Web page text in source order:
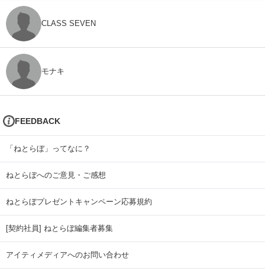
CLASS SEVEN
モナキ
FEEDBACK
「ねとらぼ」ってなに？
ねとらぼへのご意見・ご感想
ねとらぼプレゼントキャンペーン応募規約
[契約社員] ねとらぼ編集者募集
アイティメディアへのお問い合わせ